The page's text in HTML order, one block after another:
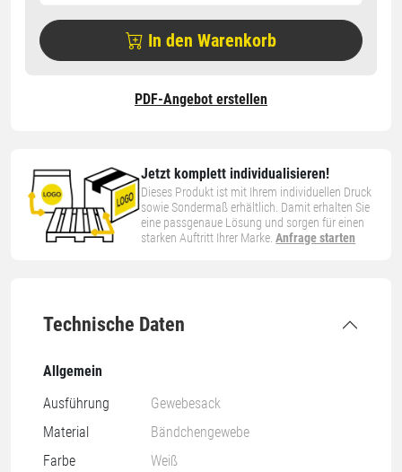
Jetzt komplett individualisieren!
Dieses Produkt ist mit Ihrem individuellen Druck
sowie Sondermaß erhältlich. Damit erhalten Sie
eine passgenaue Lösung und sorgen für einen
starken Auftritt Ihrer Marke.Anfrage starten
Technische Daten
Allgemein
Ausführung
Gewebesack
Material
Bändchengewebe
Farbe
Weiß
In den Warenkorb
PDF-Angebot erstellen